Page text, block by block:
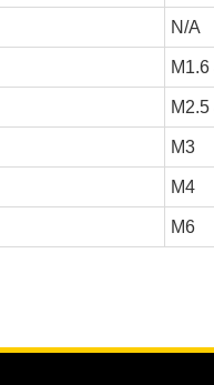
N/A
M1.6
M3
M4
M6